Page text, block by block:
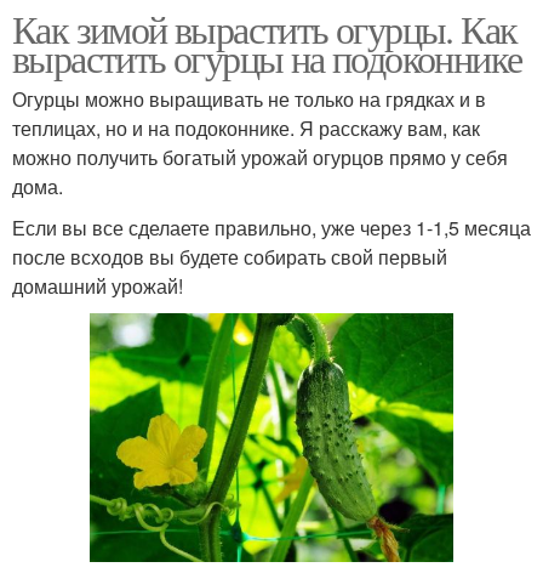
Как зимой вырастить огурцы. Как
вырастить огурцы на подоконнике
Огурцы можно выращивать не только на грядках и в
теплицах, но и на подоконнике. Я расскажу вам, как
можно получить богатый урожай огурцов прямо у себя
дома.
Если вы все сделаете правильно, уже через 1-1,5 месяца
после всходов вы будете собирать свой первый
домашний урожай!